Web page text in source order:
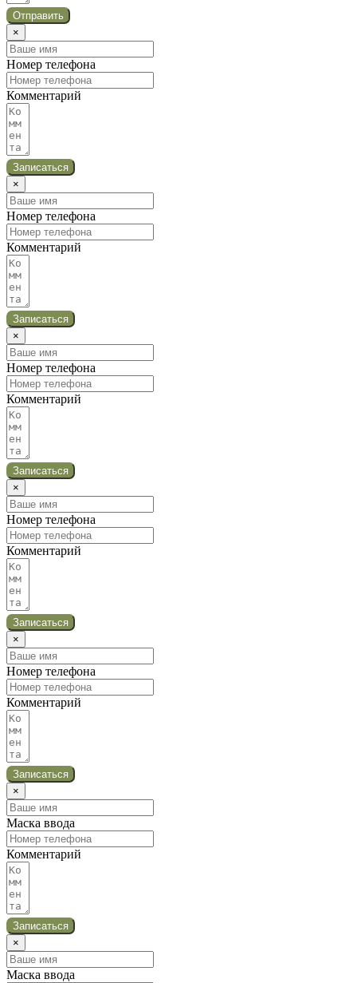
Отправить
×
Номер телефона
Комментарий
Записаться
×
Номер телефона
Комментарий
Записаться
×
Номер телефона
Комментарий
Записаться
×
Номер телефона
Комментарий
Записаться
×
Номер телефона
Комментарий
Записаться
×
Маска ввода
Комментарий
Записаться
×
Маска ввода